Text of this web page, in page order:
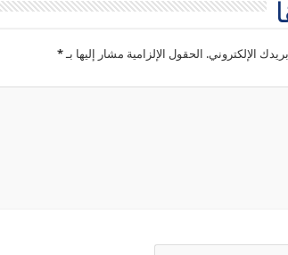
الإلكتروني. الحقول الإلزامية مشار إليها بـ*